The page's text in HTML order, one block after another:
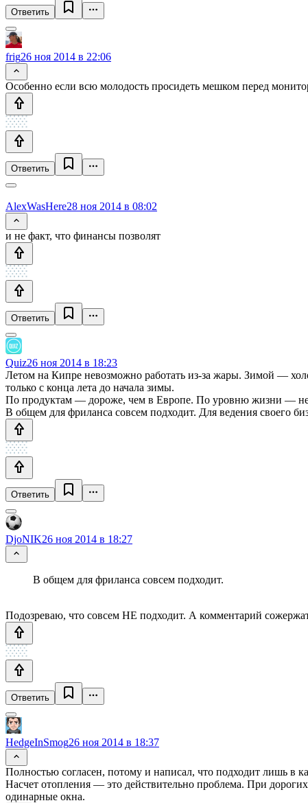
Ответить
frig26 ноя 2014 в 22:06
Особенно если всю молодость просидеть мешком перед
Ответить
AlexWasHere28 ноя 2014 в 08:02
и не факт, что финансы позволят
Ответить
Quiz26 ноя 2014 в 18:23
Летом на Кипре невозможно работать из-за жары. Зимой —
только с конца лета до начала зимы.
По продуктам — дороже, чем в Европе. По уровню жизни — не
В общем для фриланса совсем подходит. Для ведения своего
Ответить
DjoNIK26 ноя 2014 в 18:27
В общем для фриланса совсем подходит.
Подозреваю, что совсем НЕ подходит. А комментарий
Ответить
HedgeInSmog26 ноя 2014 в 18:37
Полностью согласен, потому и написал, что подходит лишь в
Насчет отопления — это действительно проблема. При
одинарные окна.